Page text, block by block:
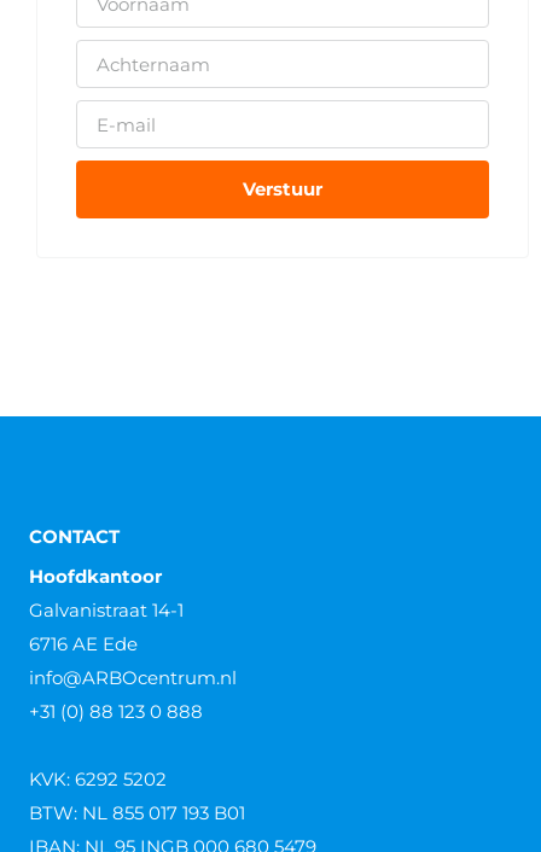
Verstuur
CONTACT
Hoofdkantoor
Galvanistraat 14-1
6716 AE Ede
info@ARBOcentrum.nl
+31 (0) 88 123 0 888
KVK: 6292 5202
BTW: NL 855 017 193 B01
IBAN: NL 95 INGB 000 680 5479